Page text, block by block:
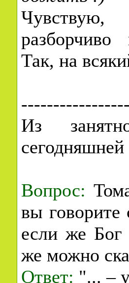
Так, на
Из
Вопрос:
вы
если же Бог
же можно
Ответ: "... –